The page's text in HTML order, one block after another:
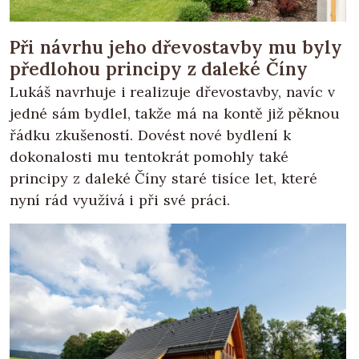
Při návrhu jeho dřevostavby mu byly
předlohou principy z daleké Číny
Lukáš navrhuje i realizuje dřevostavby, navíc v
jedné sám bydlel, takže má na kontě již pěknou
řádku zkušeností. Dovést nové bydlení k
dokonalosti mu tentokrát pomohly také
principy z daleké Číny staré tisíce let, které
nyní rád využívá i při své práci.